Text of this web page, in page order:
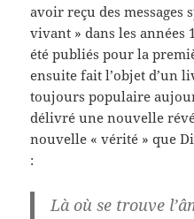
avoir reçu des messages
vivant » dans les années
été publiés pour la
ensuite fait l’objet d’un
toujours populaire
délivré une nouvelle
nouvelle « vérité » que
:
Là où se trouve